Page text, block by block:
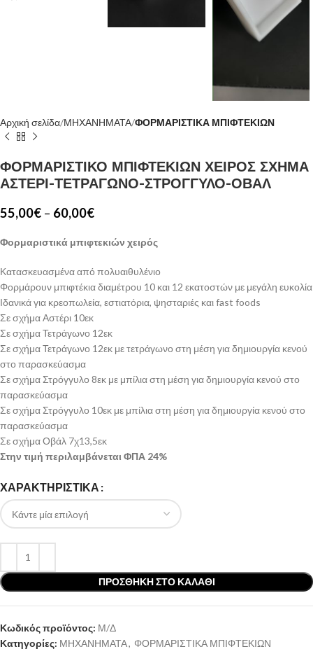
Αρχική σελίδα ΜΗΧΑΝΗΜΑΤΑ ΦΟΡΜΑΡΙΣΤΙΚΑ ΜΠΙΦΤΕΚΙΩΝ
ΦΟΡΜΑΡΙΣΤΙΚΟ ΜΠΙΦΤΕΚΙΩΝ ΧΕΙΡΟΣ ΣΧΗΜΑ
ΑΣΤΕΡΙ-ΤΕΤΡΑΓΩΝΟ-ΣΤΡΟΓΓΥΛΟ-ΟΒΑΛ
55,00€ – 60,00€
Φορμαριστικά μπιφτεκιών χειρός
Κατασκευασμένα από πολυαιθυλένιο
Φορμάρουν μπιφτέκια διαμέτρου 10 και 12 εκατοστών με μεγάλη ευκολία
Ιδανικά για κρεοπωλεία, εστιατόρια, ψησταριές και fast foods
Σε σχήμα Αστέρι 10εκ
Σε σχήμα Τετράγωνο 12εκ
Σε σχήμα Τετράγωνο 12εκ με τετράγωνο στη μέση για δημιουργία κενού
στο παρασκεύασμα
Σε σχήμα Στρόγγυλο 8εκ με μπίλια στη μέση για δημιουργία κενού στο
παρασκεύασμα
Σε σχήμα Στρόγγυλο 10εκ με μπίλια στη μέση για δημιουργία κενού στο
παρασκεύασμα
Σε σχήμα Οβάλ 7χ13,5εκ
Στην τιμή περιλαμβάνεται ΦΠΑ 24%
ΧΑΡΑΚΤΗΡΙΣΤΙΚΑ
ΠΡΟΣΘΉΚΗ ΣΤΟ ΚΑΛΆΘΙ
Κωδικός προϊόντος: Μ/Δ
Κατηγορίες: ΜΗΧΑΝΗΜΑΤΑ, ΦΟΡΜΑΡΙΣΤΙΚΑ ΜΠΙΦΤΕΚΙΩΝ